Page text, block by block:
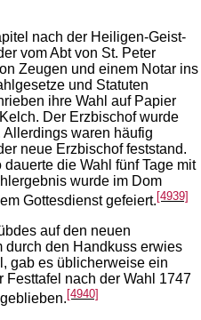
nach der Heiligen-Geist-
vom Abt von St. Peter
Zeugen und einem Notar ins
und Statuten
ihre Wahl auf Papier
Der Erzbischof wurde
waren häufig
neue Erzbischof feststand.
die Wahl fünf Tage mit
wurde im Dom
Gottesdienst gefeiert.[4939]
auf den neuen
durch den Handkuss erwies
gab es üblicherweise ein
Festtafel nach der Wahl 1747
[4940]